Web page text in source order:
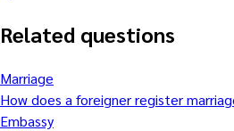
Related questions
Marriage
How does a foreigner register
Embassy